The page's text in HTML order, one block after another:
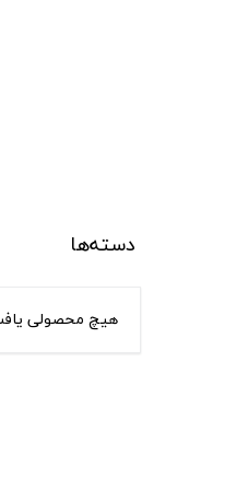
دسته‌ها
هیچ محصولی